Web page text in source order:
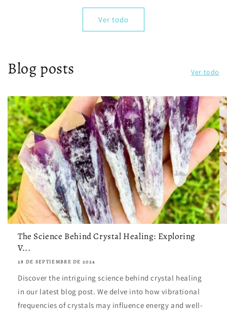
Ver todo
Blog posts Ver todo
The Science Behind Crystal Healing: Exploring
V...
28 DE SEPTIEMBRE DE 2024
Discover the intriguing science behind crystal healing
in our latest blog post. We delve into how vibrational
frequencies of crystals may influence energy and well-